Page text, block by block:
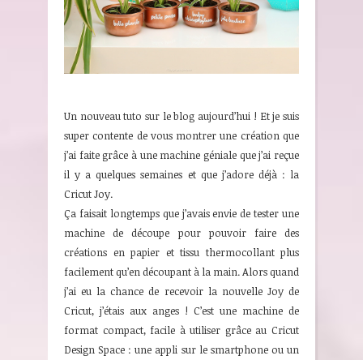
Un nouveau tuto sur le blog aujourd’hui ! Et je suis
super contente de vous montrer une création que
j’ai faite grâce à une machine géniale que j’ai reçue
il y a quelques semaines et que j’adore déjà : la
Cricut Joy.
Ça faisait longtemps que j’avais envie de tester une
machine de découpe pour pouvoir faire des
créations en papier et tissu thermocollant plus
facilement qu’en découpant à la main. Alors quand
j’ai eu la chance de recevoir la nouvelle Joy de
Cricut, j’étais aux anges ! C’est une machine de
format compact, facile à utiliser grâce au Cricut
Design Space : une appli sur le smartphone ou un